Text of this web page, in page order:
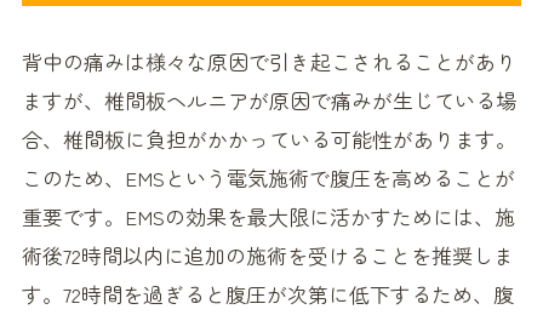
背中の痛みは様々な原因で引き起こされることがあり
ますが、椎間板ヘルニアが原因で痛みが生じている場
合、椎間板に負担がかかっている可能性があります。
このため、EMSという電気施術で腹圧を高めることが
重要です。EMSの効果を最大限に活かすためには、施
術後72時間以内に追加の施術を受けることを推奨しま
す。72時間を過ぎると腹圧が次第に低下するため、腹